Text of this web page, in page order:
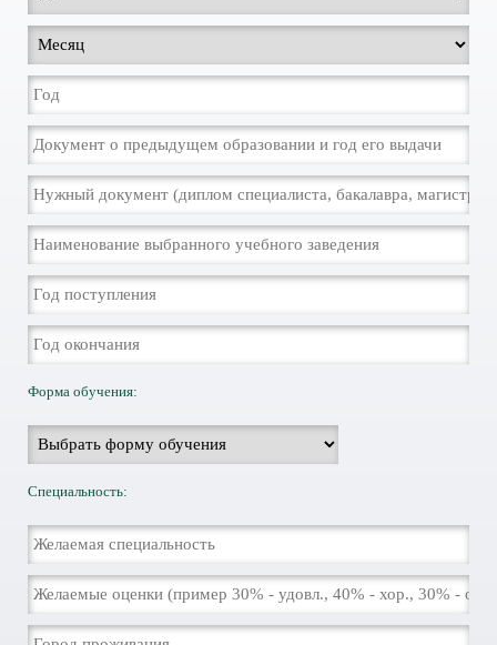
Форма обучения:
Специальность: